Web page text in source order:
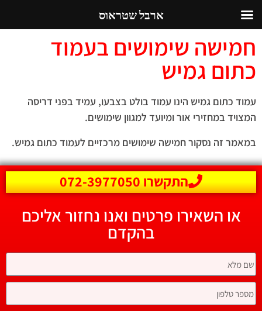
חמישה שימושים בעמוד
כתום גמיש
עמוד כתום גמיש הינו עמוד בולט בצבעו, עמיד בפני דריסה
המצויד במחזירי אור ומיועד למגוון שימושים.
במאמר זה נסקור חמישה שימושים מרכזיים לעמוד כתום גמיש.
התקשרו 072-3977050
או השאירו פרטים ואנו נחזור אליכם
בהקדם
ארבל שטראוס